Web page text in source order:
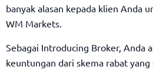
banyak alasan kepada klien Anda
WM Markets.
Sebagai Introducing Broker, Anda
keuntungan dari skema rabat